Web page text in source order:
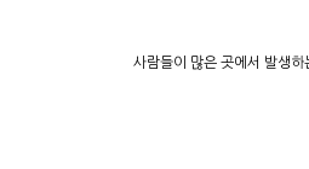
사람들이 많은 곳에서 발생